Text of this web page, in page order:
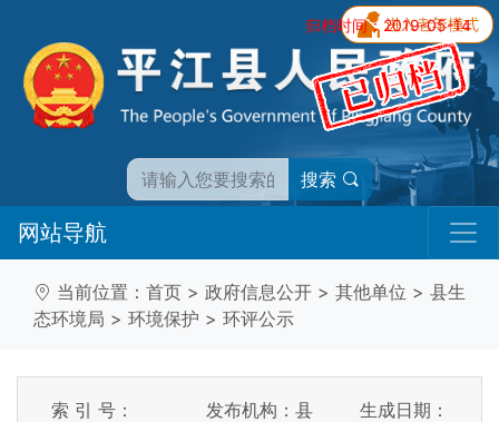
归档时间：2019-05-14
搜索
网站导航
当前位置： 首页 > 政府信息公开 > 其他单位 > 县生
态环境局 > 环境保护 > 环评公示
索 引 号：
发布机构：县
生成日期：